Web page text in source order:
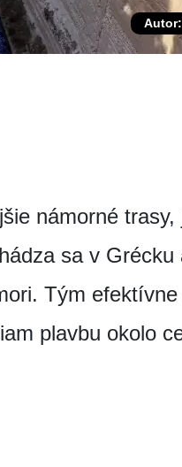
námorné trasy,
sa v Grécku
Tým
plavbu okolo